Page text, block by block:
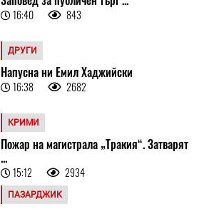
16:40 843
ДРУГИ
Напусна ни Емил Хаджийски
16:38 2682
КРИМИ
Пожар на магистрала „Тракия“. Затварят
...
15:12 2934
ПАЗАРДЖИК